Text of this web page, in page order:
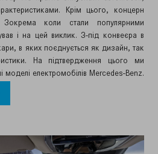
Крім цього, концерн
Зокрема коли стали популярними
і на цей виклик. З-під конвеєра в
в яких поєднується як дизайн, так
На підтвердження цього ми
моделі електромобілів Mercedes-Benz.